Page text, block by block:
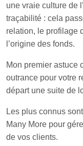
une vraie culture de
traçabilité : cela
relation, le profilage
l’origine des fonds.
Mon premier astuce
outrance pour votre
départ une suite de
Les plus connus
Many More pour
de vos clients.